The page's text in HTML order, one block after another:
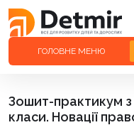
ГОЛОВНЕ МЕНЮ
Зошит-практикум з
класи. Новації